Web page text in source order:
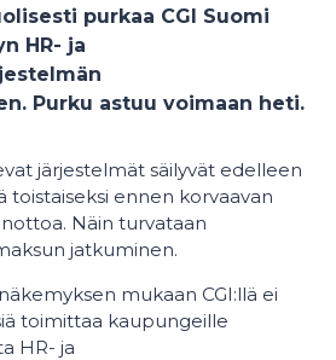
purkaa CGI Suomi
HR- ja
Purku astuu voimaan heti.
järjestelmät säilyvät edelleen
toistaiseksi ennen korvaavan
Näin turvataan
jatkuminen.
mukaan CGI:llä ei
toimittaa kaupungeille
HR- ja